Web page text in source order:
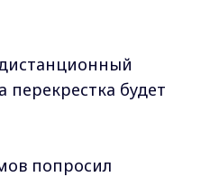
будет
попросил